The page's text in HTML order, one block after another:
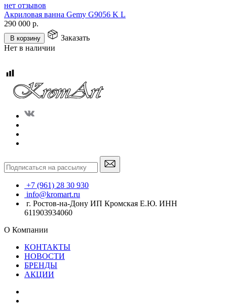
нет отзывов
Акриловая ванна Gemy G9056 K L
290 000 р.
В корзину
Заказать
Нет в наличии
+7 (961) 28 30 930
info@kromart.ru
г. Ростов-на-Дону ИП Кромская Е.Ю. ИНН
611903934060
О Компании
КОНТАКТЫ
НОВОСТИ
БРЕНДЫ
АКЦИИ